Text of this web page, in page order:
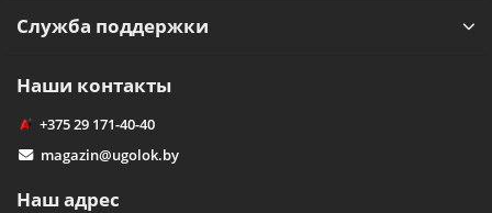
Служба поддержки
Наши контакты
+375 29 171-40-40
magazin@ugolok.by
Наш адрес